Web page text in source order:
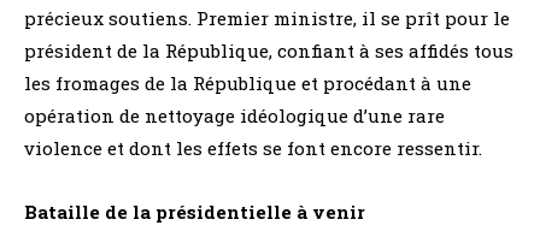
précieux soutiens. Premier ministre, il se prît pour le
président de la République, confiant à ses affidés tous
les fromages de la République et procédant à une
opération de nettoyage idéologique d’une rare
violence et dont les effets se font encore ressentir.
Bataille de la présidentielle à venir